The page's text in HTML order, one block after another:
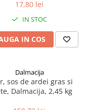
17,80 lei
IN STOC
IN COS
Dalmacija
sos de ardei gras si
Dalmacija, 2,45 kg